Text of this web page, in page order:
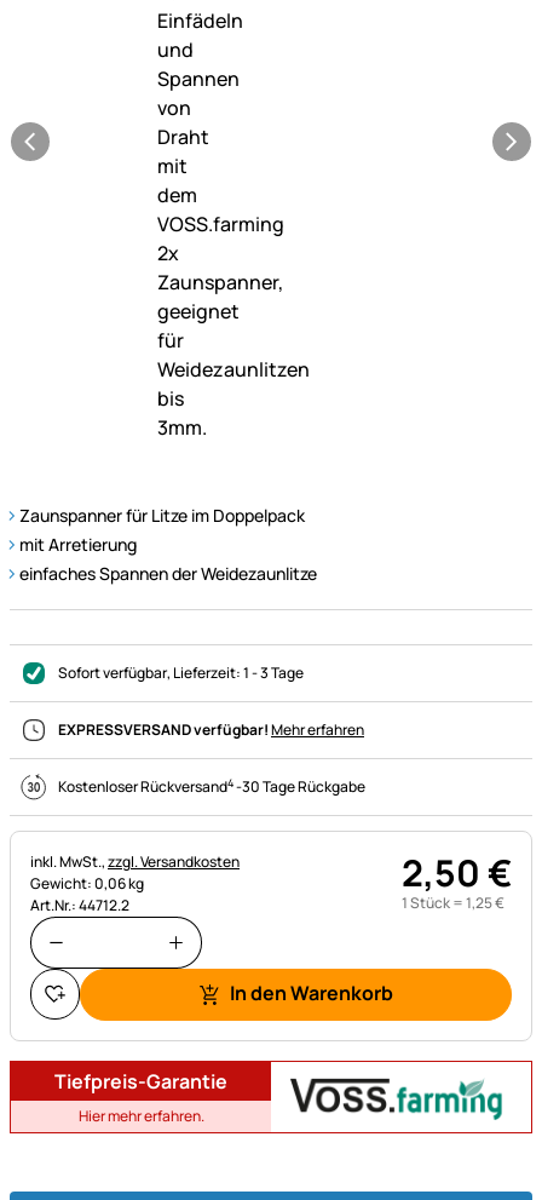
Zaunspanner für Litze im Doppelpack
mit Arretierung
einfaches Spannen der Weidezaunlitze
Sofort verfügbar, Lieferzeit:1 - 3 Tage
EXPRESSVERSAND verfügbar!Mehr erfahren
Kostenloser Rückversand4-30 Tage Rückgabe
Steuerhinweis:
inkl. MwSt.,zzgl. Versandkosten
Gewicht: 0,06 kg
Art.Nr.: 44712.2
2,50€
1 Stück =1,25€
In den Warenkorb
Tiefpreis-Garantie
Hier mehr erfahren.